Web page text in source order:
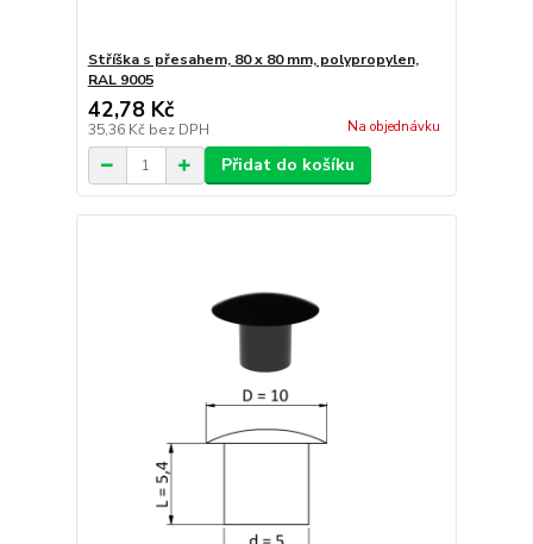
Stříška s přesahem, 80 x 80 mm, polypropylen,
RAL 9005
42,78 Kč
35,36 Kč bez DPH Na objednávku
Přidat do košíku